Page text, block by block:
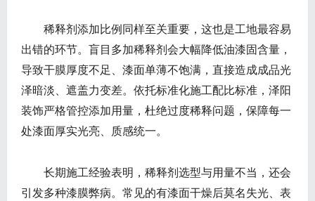
稀释剂添加比例同样至关重要，这也是工地最容易
出错的环节。盲目多加稀释剂会大幅降低油漆固含量，
导致干膜厚度不足、漆面单薄不饱满，直接造成成品光
泽暗淡、遮盖力变差。依托标准化施工配比标准，泽阳
装饰严格管控添加用量，杜绝过度稀释问题，保障每一
处漆面厚实光亮、质感统一。
长期施工经验表明，稀释剂选型与用量不当，还会
引发多种漆膜弊病。常见的有漆面干燥后莫名失光、表